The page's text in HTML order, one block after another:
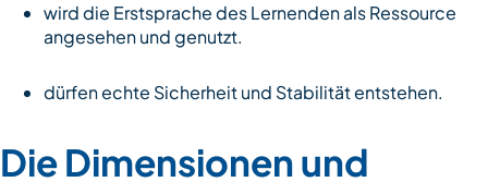
wird die Erstsprache des Lernenden als Ressource
angesehen und genutzt.
dürfen echte Sicherheit und Stabilität entstehen.
Die Dimensionen und